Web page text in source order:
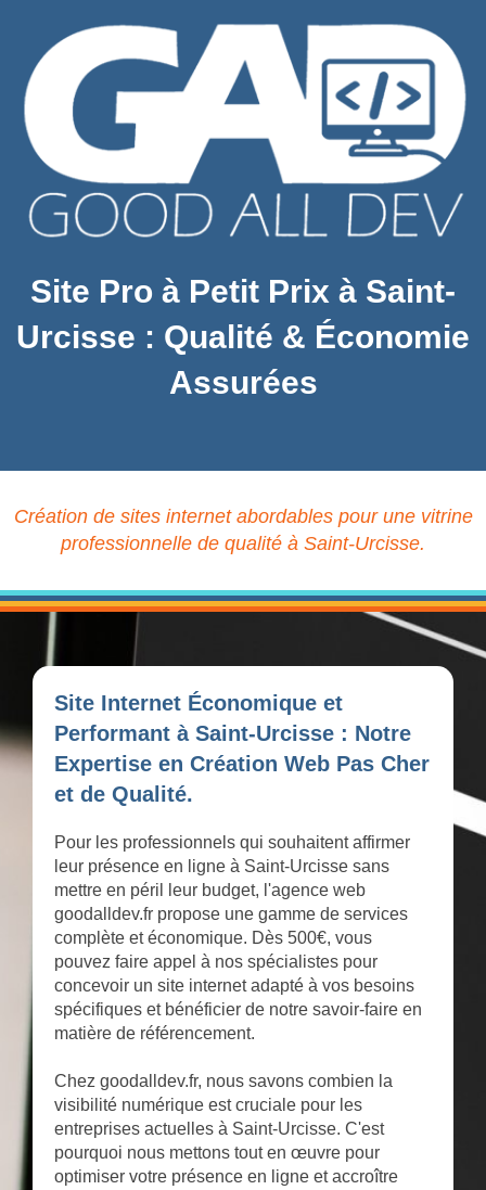
Site Pro à Petit Prix à Saint-
Urcisse : Qualité & Économie
Assurées
Création de sites internet abordables pour une vitrine
professionnelle de qualité à Saint-Urcisse.
Site Internet Économique et
Performant à Saint-Urcisse : Notre
Expertise en Création Web Pas Cher
et de Qualité.
Pour les professionnels qui souhaitent affirmer
leur présence en ligne à Saint-Urcisse sans
mettre en péril leur budget, l'agence web
goodalldev.fr propose une gamme de services
complète et économique. Dès 500€, vous
pouvez faire appel à nos spécialistes pour
concevoir un site internet adapté à vos besoins
spécifiques et bénéficier de notre savoir-faire en
matière de référencement.
Chez goodalldev.fr, nous savons combien la
visibilité numérique est cruciale pour les
entreprises actuelles à Saint-Urcisse. C'est
pourquoi nous mettons tout en œuvre pour
optimiser votre présence en ligne et accroître